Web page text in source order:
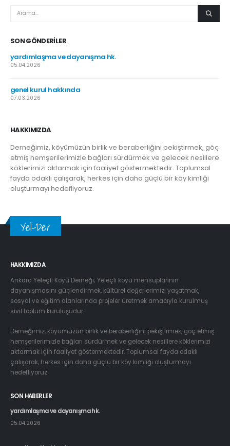
yardımlaşma ve dayanışma hk.
genel kurul hakkında
Derneğimiz, köyümüzün birlik ve beraberliğini pekiştirmek, göç
etmiş hemşerilerimizle bağları sürdürmek ve gelecek nesillere
köklerimizi aktarmak için faaliyet göstermektedir. Toplumsal
fayda odaklı çalışarak, herkes için daha güçlü bir köy kimliği
Yel-Der
Ankara Yeleçli Köyü Derneği; Yeleçli köyü mensuplarının
dayanışmasını güçlendirmek, kültürel değerlerimizi yaşatmak,
sosyal ve eğitim alanlarında projeler üretmek amacıyla kurulmuş
Derneğimiz, köyümüzün birlik ve beraberliğini pekiştirmek, göç etmiş
hemşerilerimizle bağları sürdürmek ve gelecek nesillere köklerimizi
aktarmak için faaliyet göstermektedir. Toplumsal fayda odaklı
çalışarak, herkes için daha güçlü bir köy kimliği oluşturmayı
yardımlaşma ve dayanışma hk.